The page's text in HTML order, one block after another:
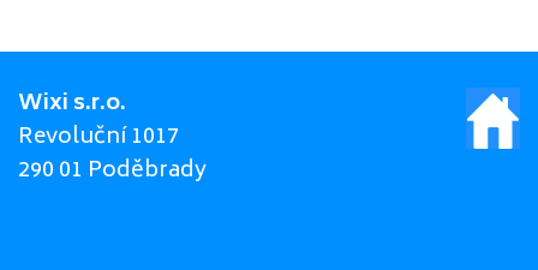
Wixi s.r.o.
Revoluční 1017
290 01 Poděbrady